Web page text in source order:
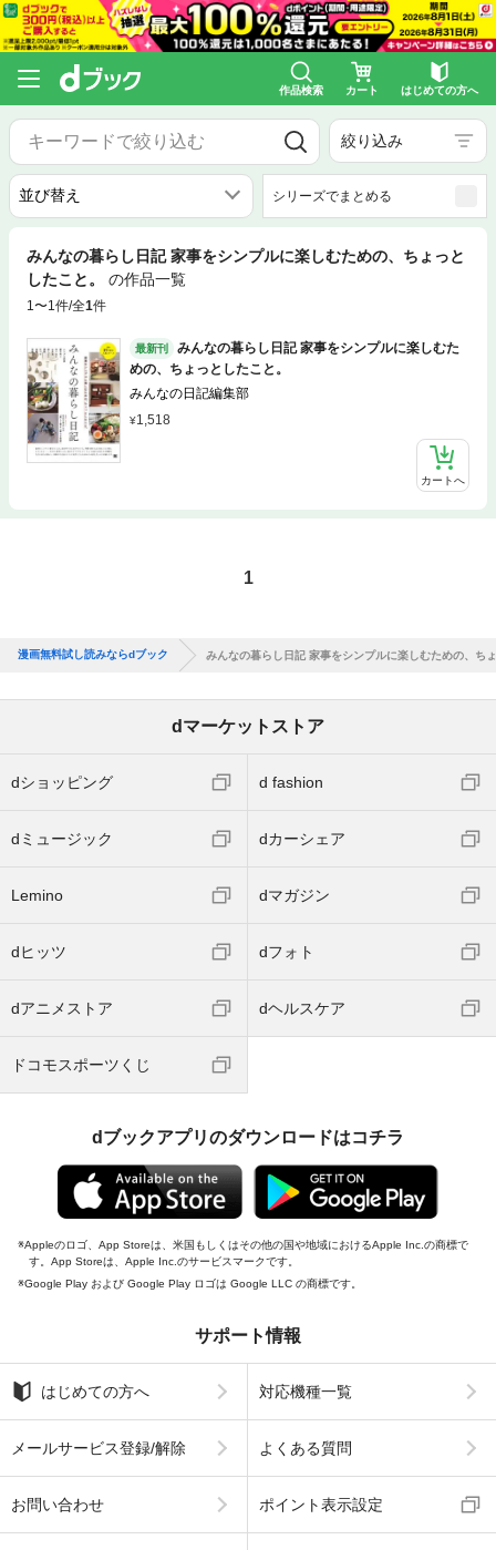
作品検索 カート はじめての方へ
絞り込み
シリーズでまとめる
みんなの暮らし日記 家事をシンプルに楽しむための、ちょっと
したこと。
の作品一覧
1〜1件/全1件
最新刊
みんなの暮らし日記 家事をシンプルに楽しむた
めの、ちょっとしたこと。
みんなの日記編集部
1,518
カートへ
1
漫画無料試し読みならdブック みんなの暮らし日記 家事をシンプルに楽しむための、ち
dマーケットストア
dショッピング d fashion
dミュージック dカーシェア
Lemino dマガジン
dヒッツ dフォト
dアニメストア dヘルスケア
ドコモスポーツくじ
dブックアプリのダウンロードはコチラ
Appleのロゴ、App Storeは、米国もしくはその他の国や地域におけるApple Inc.の商標で
す。App Storeは、Apple Inc.のサービスマークです。
Google Play および Google Play ロゴは Google LLC の商標です。
サポート情報
はじめての方へ 対応機種一覧
メールサービス登録/解除 よくある質問
お問い合わせ ポイント表示設定